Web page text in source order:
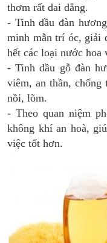
thơm rất dai dẳng.
- Tinh dầu đàn
minh mẫn trí óc, giải
hết các loại nước
- Tinh dầu gỗ đàn
viêm, an thần, chống
nồi, lõm.
- Theo quan niệm
không khí an hoà,
việc tốt hơn.